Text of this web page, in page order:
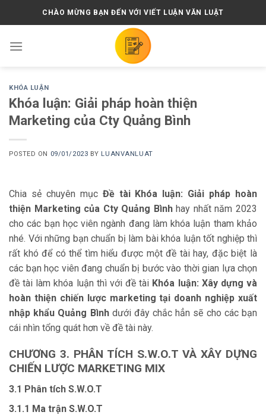
CHÀO MỪNG BẠN ĐẾN VỚI VIẾT LUẬN VĂN LUẬT
KHÓA LUẬN
Khóa luận: Giải pháp hoàn thiện
Marketing của Cty Quảng Bình
POSTED ON 09/01/2023 BY LUANVANLUAT
Chia sẻ chuyên mụcĐề tài Khóa luận: Giải pháp hoàn
thiện Marketing của Cty Quảng Bìnhhay nhất năm 2023
cho các bạn học viên ngành đang làm khóa luận tham khảo
nhé. Với những bạn chuẩn bị làm bài khóa luận tốt nghiệp thì
rất khó để có thể tìm hiểu được một đề tài hay, đặc biệt là
các bạn học viên đang chuẩn bị bước vào thời gian lựa chọn
đề tài làm khóa luận thì với đề tài Khóa luận: Xây dựng và
hoàn thiện chiến lược marketing tại doanh nghiệp xuất
nhập khẩu Quảng Bình dưới đây chắc hẳn sẽ cho các bạn
cái nhìn tổng quát hơn về đề tài này.
CHƯƠNG 3. PHÂN TÍCH S.W.O.T VÀ XÂY DỰNG
CHIẾN LƯỢC MARKETING MIX
3.1 Phân tích S.W.O.T
3.1.1 Ma trận S.W.O.T